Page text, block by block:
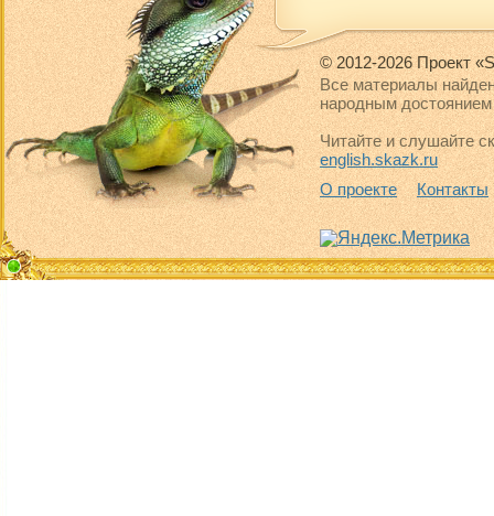
© 2012-2026 Проект
Все материалы
народным достоянием
Читайте и слушайте
english.skazk.ru
О проекте
Контакты